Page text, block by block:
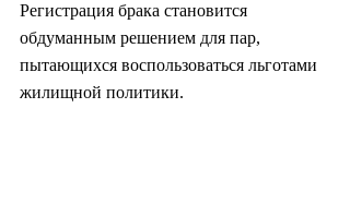
Регистрация брака становится
обдуманным решением для пар,
пытающихся воспользоваться льготами
жилищной политики.